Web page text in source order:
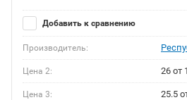
Добавить к сравнению
Производитель:
Цена 2: 26 от
Цена 3: 25.5